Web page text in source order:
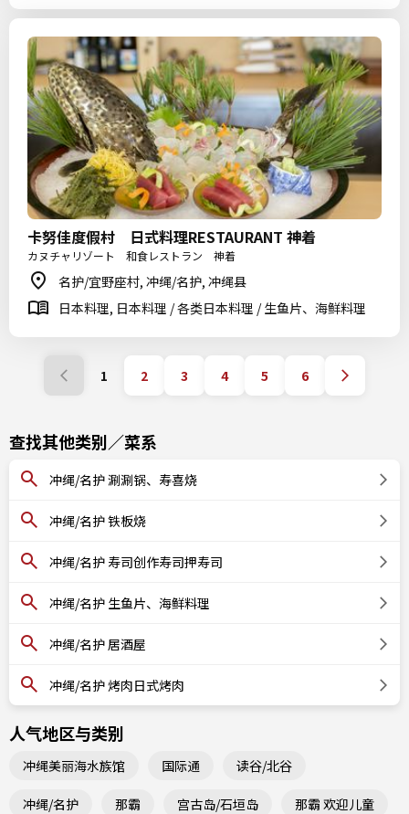
卡努佳度假村 日式料理RESTAURANT 神着
カヌチャリゾート 和食レストラン 神着
名护/宜野座村, 冲绳/名护, 冲绳县
日本料理, 日本料理 / 各类日本料理 / 生鱼片、海鲜料理
1 2 3 4 5 6
查找其他类别／菜系
冲绳/名护 涮涮锅、寿喜烧
冲绳/名护 铁板烧
冲绳/名护 寿司创作寿司押寿司
冲绳/名护 生鱼片、海鲜料理
冲绳/名护 居酒屋
冲绳/名护 烤肉日式烤肉
人气地区与类别
冲绳美丽海水族馆 国际通 读谷/北谷
冲绳/名护 那霸 宫古岛/石垣岛 那霸 欢迎儿童